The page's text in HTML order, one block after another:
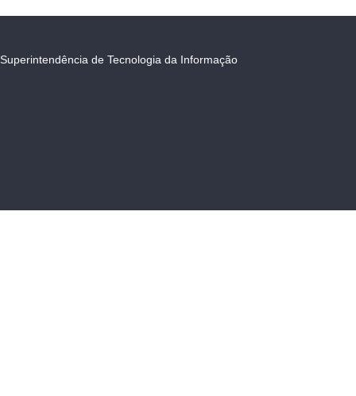
Superintendência de Tecnologia da Informação